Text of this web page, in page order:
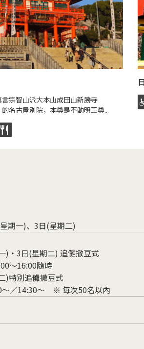
宗智山派大本山成田山新勝寺
的名古屋別院，本尊是不動明王尊...
期一)、3日(星期二)
)・3日(星期二) 追儺撒豆式
～16:00隨時
)特別追儺撒豆式
～／14:30～ ※ 每次50名以內